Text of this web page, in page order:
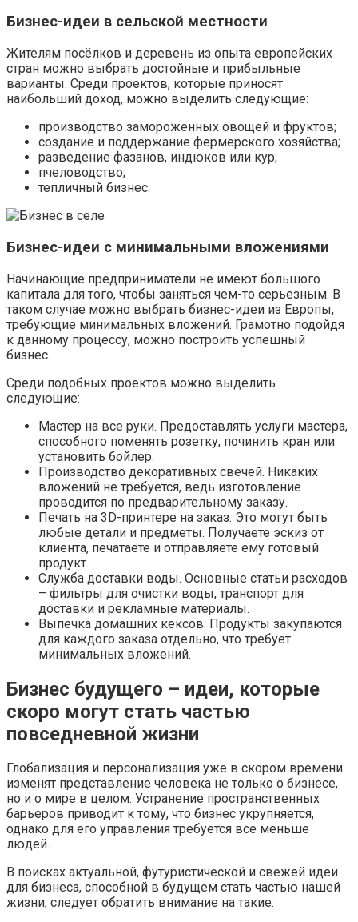
Бизнес-идеи в сельской местности
Жителям посёлков и деревень из опыта европейских
стран можно выбрать достойные и прибыльные
варианты. Среди проектов, которые приносят
наибольший доход, можно выделить следующие:
производство замороженных овощей и фруктов;
создание и поддержание фермерского хозяйства;
разведение фазанов, индюков или кур;
пчеловодство;
тепличный бизнес.
Бизнес-идеи с минимальными вложениями
Начинающие предприниматели не имеют большого
капитала для того, чтобы заняться чем-то серьезным. В
таком случае можно выбрать бизнес-идеи из Европы,
требующие минимальных вложений. Грамотно подойдя
к данному процессу, можно построить успешный
бизнес.
Среди подобных проектов можно выделить
следующие:
Мастер на все руки. Предоставлять услуги мастера,
способного поменять розетку, починить кран или
установить бойлер.
Производство декоративных свечей. Никаких
вложений не требуется, ведь изготовление
проводится по предварительному заказу.
Печать на 3D-принтере на заказ. Это могут быть
любые детали и предметы. Получаете эскиз от
клиента, печатаете и отправляете ему готовый
продукт.
Служба доставки воды. Основные статьи расходов
– фильтры для очистки воды, транспорт для
доставки и рекламные материалы.
Выпечка домашних кексов. Продукты закупаются
для каждого заказа отдельно, что требует
минимальных вложений.
Бизнес будущего – идеи, которые
скоро могут стать частью
повседневной жизни
Глобализация и персонализация уже в скором времени
изменят представление человека не только о бизнесе,
но и о мире в целом. Устранение пространственных
барьеров приводит к тому, что бизнес укрупняется,
однако для его управления требуется все меньше
людей.
В поисках актуальной, футуристической и свежей идеи
для бизнеса, способной в будущем стать частью нашей
жизни, следует обратить внимание на такие: